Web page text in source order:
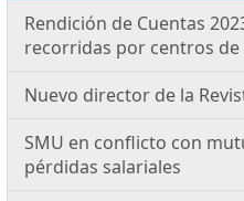
Rendición de Cuentas
recorridas por centros de
Nuevo director de la
SMU en conflicto con
pérdidas salariales